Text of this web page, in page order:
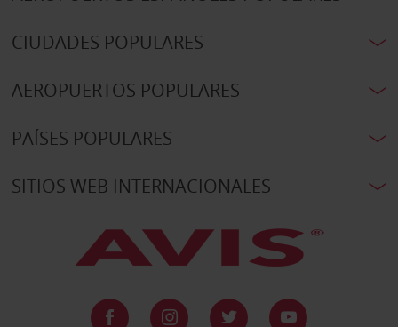
CIUDADES POPULARES
AEROPUERTOS POPULARES
PAÍSES POPULARES
SITIOS WEB INTERNACIONALES